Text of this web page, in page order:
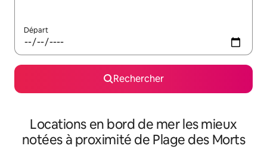
Départ
Rechercher
Locations en bord de mer les mieux
notées à proximité de Plage des Morts